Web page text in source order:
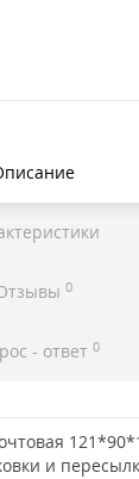
0
- ответ 0
и